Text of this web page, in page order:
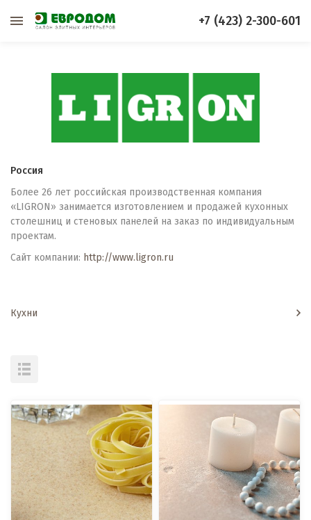
+7 (423) 2-300-601
Россия
Более 26 лет российская производственная компания
«LIGRON» занимается изготовлением и продажей кухонных
столешниц и стеновых панелей на заказ по индивидуальным
проектам.
Сайт компании: http://www.ligron.ru
Кухни